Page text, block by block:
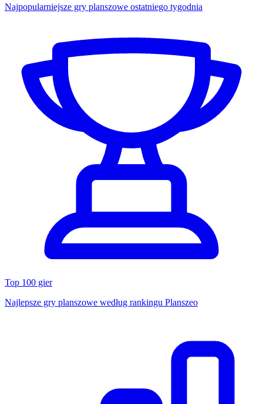
Najpopularniejsze gry planszowe ostatniego tygodnia
Top 100 gier
Najlepsze gry planszowe według rankingu Planszeo